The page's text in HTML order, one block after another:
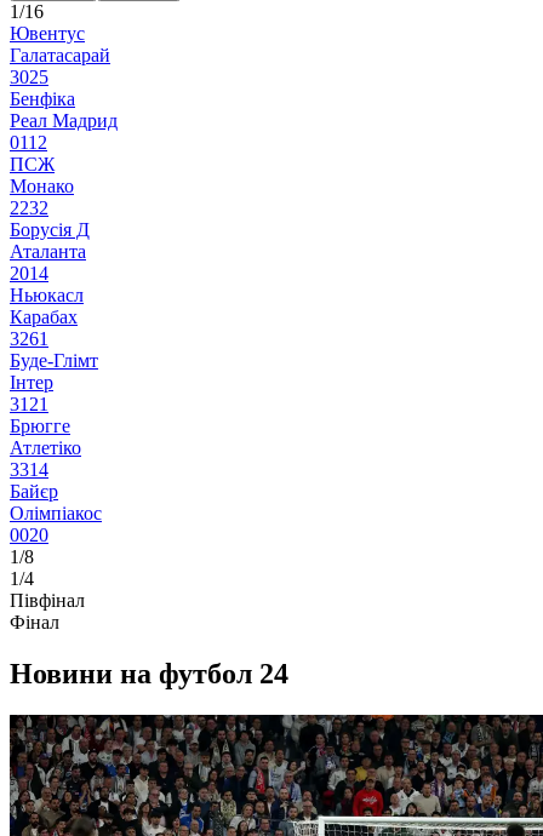
1/16
Ювентус
Галатасарай
3025
Бенфіка
Реал Мадрид
011 2
ПСЖ
Монако
2232
Борусія Д
Аталанта
2014
Ньюкасл
Карабах
3261
Буде-Глімт
Інтер
31 21
Брюгге
Атлетіко
3314
Байєр
Олімпіакос
0020
1/8
1/4
Півфінал
Фінал
Новини на футбол 24